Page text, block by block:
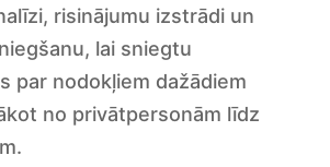
risinājumu izstrādi un
lai sniegtu
par nodokļiem dažādiem
no privātpersonām līdz